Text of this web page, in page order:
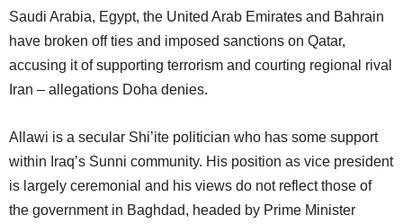
Saudi Arabia, Egypt, the United Arab Emirates and Bahrain
have broken off ties and imposed sanctions on Qatar,
accusing it of supporting terrorism and courting regional rival
Iran – allegations Doha denies.
Allawi is a secular Shi’ite politician who has some support
within Iraq’s Sunni community. His position as vice president
is largely ceremonial and his views do not reflect those of
the government in Baghdad, headed by Prime Minister